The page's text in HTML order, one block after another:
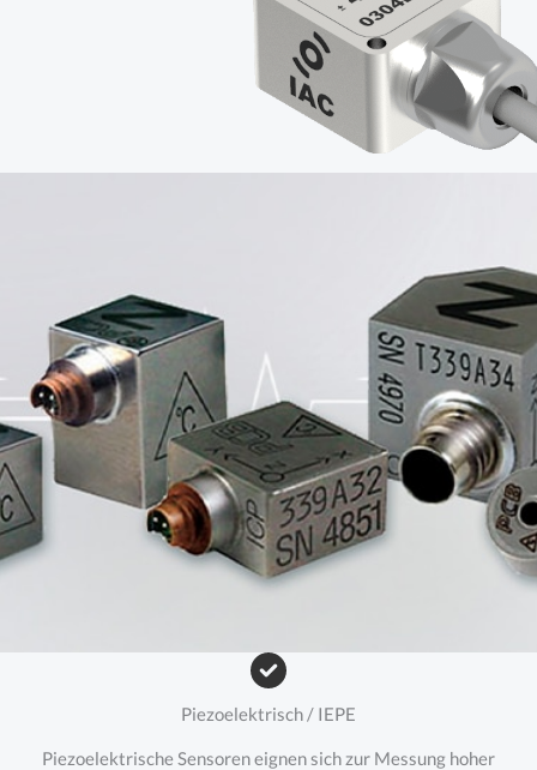
Piezoelektrisch / IEPE
Piezoelektrische Sensoren eignen sich zur Messung hoher